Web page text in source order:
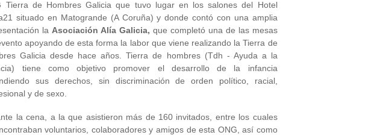
Tierra de Hombres Galicia que tuvo lugar en los salones del Hotel
situado en Matogrande (A Coruña) y donde contó con una amplia
la Asociación Alía Galicia, que completó una de las mesas
apoyando de esta forma la labor que viene realizando la Tierra de
Galicia desde hace años. Tierra de hombres (Tdh - Ayuda a la
tiene como objetivo promover el desarrollo de la infancia
sus derechos, sin discriminación de orden político, racial,
y de sexo.
la cena, a la que asistieron más de 160 invitados, entre los cuales
voluntarios, colaboradores y amigos de esta ONG, así como